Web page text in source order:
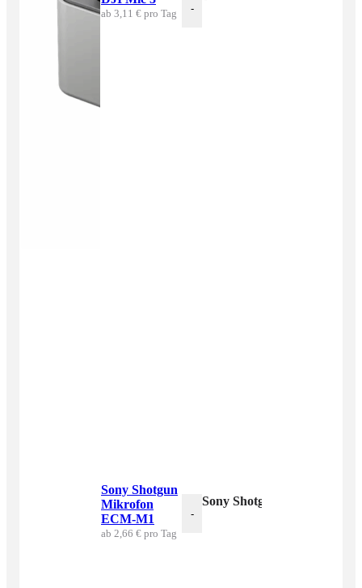
ab 3,11 € pro Tag -
Sony Shotgun
Mikrofon
ECM-M1
ab 2,66 € pro Tag
-
Sony Shotgun Mikrofon